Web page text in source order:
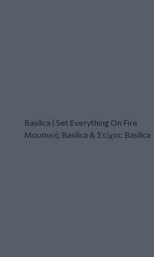
Basilica | Set Everything On Fire
Μουσική: Basilica & Στίχοι: Basilica